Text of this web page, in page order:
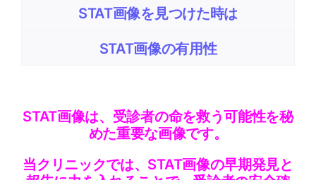
STAT画像を見つけた時は
STAT画像の有用性
STAT画像は、受診者の命を救う可能性を秘
めた重要な画像です。
当クリニックでは、STAT画像の早期発見と